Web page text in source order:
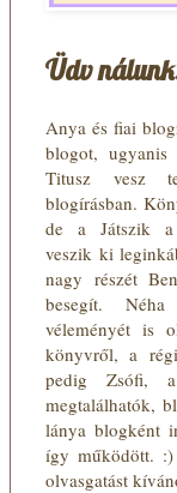
Üdv
Anya és fiai
blogot,
Titusz vesz
blogírásban.
de a Játszik a
veszik ki
nagy részét
besegít.
véleményét is
könyvről, a
pedig Zsófi,
megtalálhatók,
lánya blogként
így működött.
olvasgatást